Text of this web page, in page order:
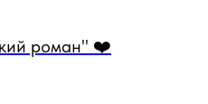
роман" ❤️